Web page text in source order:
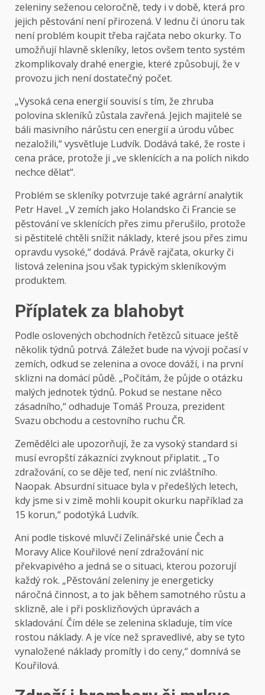
zeleniny seženou celoročně, tedy i v době, která pro
jejich pěstování není přirozená. V lednu či únoru tak
není problém koupit třeba rajčata nebo okurky. To
umožňují hlavně skleníky, letos ovšem tento systém
zkomplikovaly drahé energie, které způsobují, že v
provozu jich není dostatečný počet.
„Vysoká cena energií souvisí s tím, že zhruba
polovina skleníků zůstala zavřená. Jejich majitelé se
báli masivního nárůstu cen energií a úrodu vůbec
nezaložili,“ vysvětluje Ludvík. Dodává také, že roste i
cena práce, protože ji „ve sklenících a na polích nikdo
nechce dělat“.
Problém se skleníky potvrzuje také agrární analytik
Petr Havel. „V zemích jako Holandsko či Francie se
pěstování ve sklenících přes zimu přerušilo, protože
si pěstitelé chtěli snížit náklady, které jsou přes zimu
opravdu vysoké,“ dodává. Právě rajčata, okurky či
listová zelenina jsou však typickým skleníkovým
produktem.
Příplatek za blahobyt
Podle oslovených obchodních řetězců situace ještě
několik týdnů potrvá. Záležet bude na vývoji počasí v
zemích, odkud se zelenina a ovoce dováží, i na první
sklizni na domácí půdě. „Počítám, že půjde o otázku
malých jednotek týdnů. Pokud se nestane něco
zásadního,“ odhaduje Tomáš Prouza, prezident
Svazu obchodu a cestovního ruchu ČR.
Zemědělci ale upozorňují, že za vysoký standard si
musí evropští zákazníci zvyknout připlatit. „To
zdražování, co se děje teď, není nic zvláštního.
Naopak. Absurdní situace byla v předešlých letech,
kdy jsme si v zimě mohli koupit okurku například za
15 korun,“ podotýká Ludvík.
Ani podle tiskové mluvčí Zelinářské unie Čech a
Moravy Alice Kouřilové není zdražování nic
překvapivého a jedná se o situaci, kterou pozorují
každý rok. „Pěstování zeleniny je energeticky
náročná činnost, a to jak během samotného růstu a
sklizně, ale i při posklizňových úpravách a
skladování. Čím déle se zelenina skladuje, tím více
rostou náklady. A je více než spravedlivé, aby se tyto
vynaložené náklady promítly i do ceny,“ domnívá se
Kouřilová.